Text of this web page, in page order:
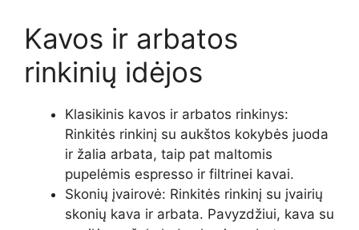
Kavos ir arbatos
rinkinių idėjos
Klasikinis kavos ir arbatos rinkinys:
Rinkitės rinkinį su aukštos kokybės juoda
ir žalia arbata, taip pat maltomis
pupelėmis espresso ir filtrinei kavai.
Skonių įvairovė: Rinkitės rinkinį su įvairių
skonių kava ir arbata. Pavyzdžiui, kava su